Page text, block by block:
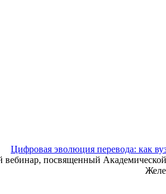
Цифровая эволюция перевода: как
вебинар, посвященный